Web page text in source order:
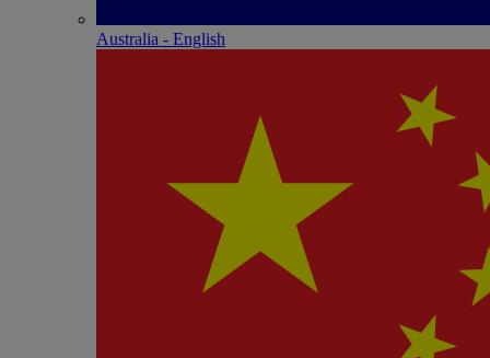
Australia - English